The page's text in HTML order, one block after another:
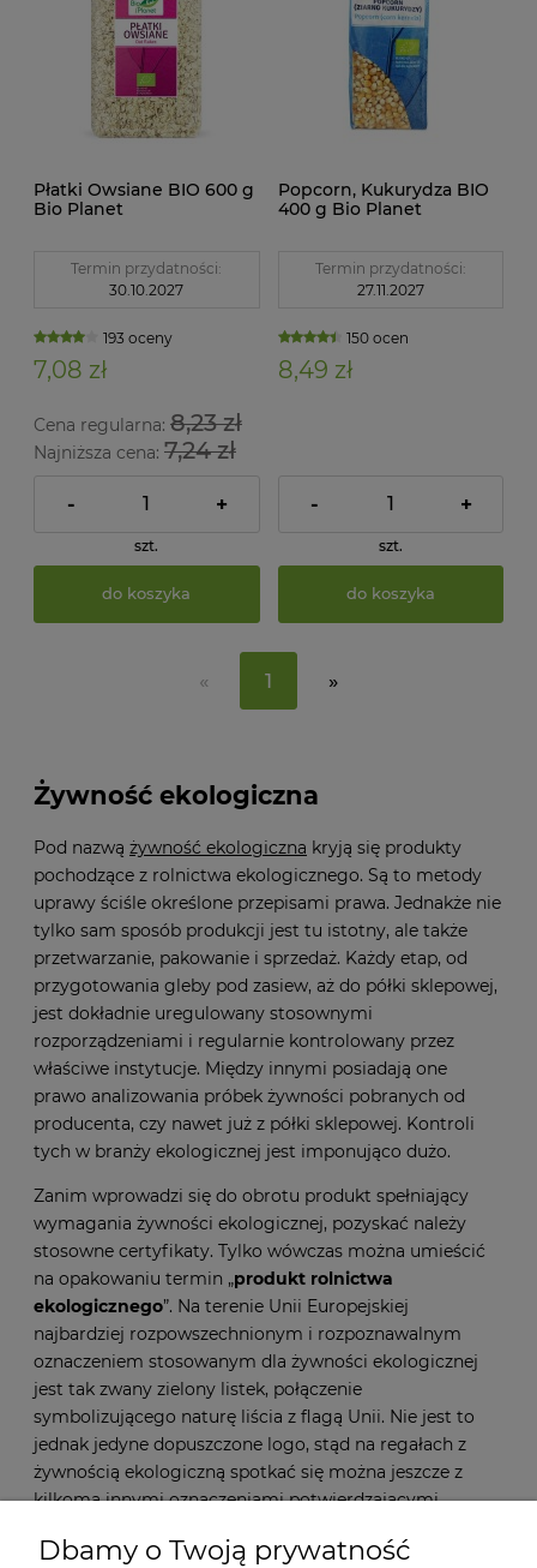
Płatki Owsiane BIO 600 g
Bio Planet
Termin przydatności:
30.10.2027
193 oceny
7,08 zł
Cena regularna: 8,23 zł
Najniższa cena: 7,24 zł
- +
szt.
do koszyka
Popcorn, Kukurydza BIO
400 g Bio Planet
Termin przydatności:
27.11.2027
150 ocen
8,49 zł
- +
szt.
do koszyka
« 1 »
Żywność ekologiczna
Pod nazwą żywność ekologiczna kryją się produkty
pochodzące z rolnictwa ekologicznego. Są to metody
uprawy ściśle określone przepisami prawa. Jednakże nie
tylko sam sposób produkcji jest tu istotny, ale także
przetwarzanie, pakowanie i sprzedaż. Każdy etap, od
przygotowania gleby pod zasiew, aż do półki sklepowej,
jest dokładnie uregulowany stosownymi
rozporządzeniami i regularnie kontrolowany przez
właściwe instytucje. Między innymi posiadają one
prawo analizowania próbek żywności pobranych od
producenta, czy nawet już z półki sklepowej. Kontroli
tych w branży ekologicznej jest imponująco dużo.
Zanim wprowadzi się do obrotu produkt spełniający
wymagania żywności ekologicznej, pozyskać należy
stosowne certyfikaty. Tylko wówczas można umieścić
na opakowaniu termin „produkt rolnictwa
ekologicznego”. Na terenie Unii Europejskiej
najbardziej rozpowszechnionym i rozpoznawalnym
oznaczeniem stosowanym dla żywności ekologicznej
jest tak zwany zielony listek, połączenie
symbolizującego naturę liścia z flagą Unii. Nie jest to
jednak jedyne dopuszczone logo, stąd na regałach z
żywnością ekologiczną spotkać się można jeszcze z
kilkoma innymi oznaczeniami potwierdzającymi
Dbamy o Twoją prywatność